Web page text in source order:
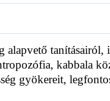
alapvető
kabbala
gyökereit,